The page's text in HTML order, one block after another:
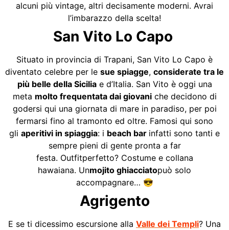
alcuni più vintage, altri decisamente moderni. Avrai
l’imbarazzo della scelta!
San Vito Lo Capo
Situato in provincia di Trapani, San Vito Lo Capo è
diventato celebre per le sue spiagge, considerate tra le
più belle della Siciliae d’Italia. San Vito è oggi una
meta molto frequentata dai giovaniche decidono di
godersi qui una giornata di mare in paradiso, per poi
fermarsi fino al tramonto ed oltre. Famosi qui sono
gli aperitivi in spiaggia: i beach bar infatti sono tanti e
sempre pieni di gente pronta a far
festa. Outfitperfetto? Costume e collana
hawaiana. Unmojito ghiacciatopuò solo
accompagnare… 😎
Agrigento
E se ti dicessimo escursione alla Valle dei Templi? Una